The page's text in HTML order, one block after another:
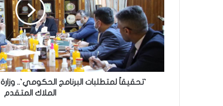
تعقد
اجتماعاً
مع
الملاك
`تحقيقاً لمتطلبات البرنامج الحكومي`..
الملاك المتقدم